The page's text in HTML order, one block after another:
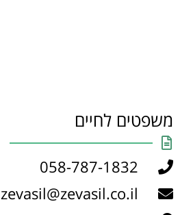
משפטים לחיים
058-787-1832
zevasil@zevasil.co.il